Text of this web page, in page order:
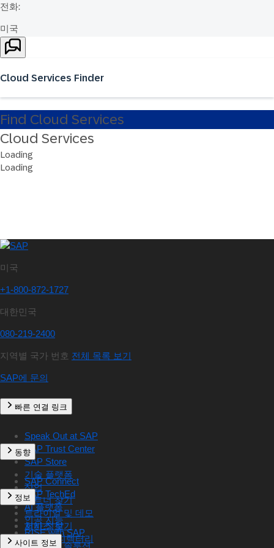
전화:
미국
+1-800-872-1727
지역별 국가 번호 전체 목록 보기
SAP에 문의
Cloud Services Finder
Find Cloud Services
Cloud Services
Loading
Loading
미국
+1-800-872-1727
대한민국
080-219-2400
지역별 국가 번호 전체 목록 보기
SAP에 문의
빠른 연결 링크
Speak Out at SAP
SAP Trust Center
SAP Store
기술 플랫폼
산업
파트너 찾기
트라이얼 및 데모
서비스 찾기
동향
SAP Connect
SAP TechEd
AI 플랫폼
인공 지능
RISE with SAP
중견기업 솔루션
정보
회사 정보
전 세계 디렉터리
사이트 정보